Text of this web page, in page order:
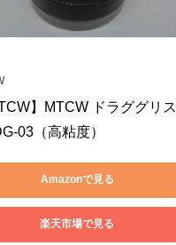
】MTCW ドラググリス
03（高粘度）
Amazonで見る
楽天市場で見る